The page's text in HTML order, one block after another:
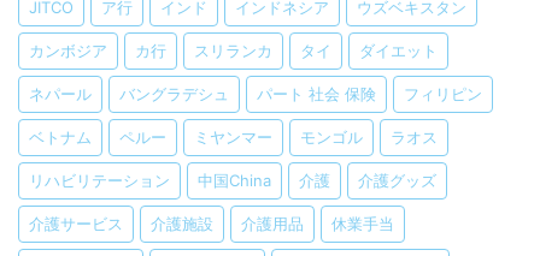
JITCO ア行 インド インドネシア ウズベキスタン
カンボジア カ行 スリランカ タイ ダイエット
ネパール バングラデシュ パート 社会 保険 フィリピン
ベトナム ペルー ミヤンマー モンゴル ラオス
リハビリテーション 中国China 介護 介護グッズ
介護サービス 介護施設 介護用品 休業手当